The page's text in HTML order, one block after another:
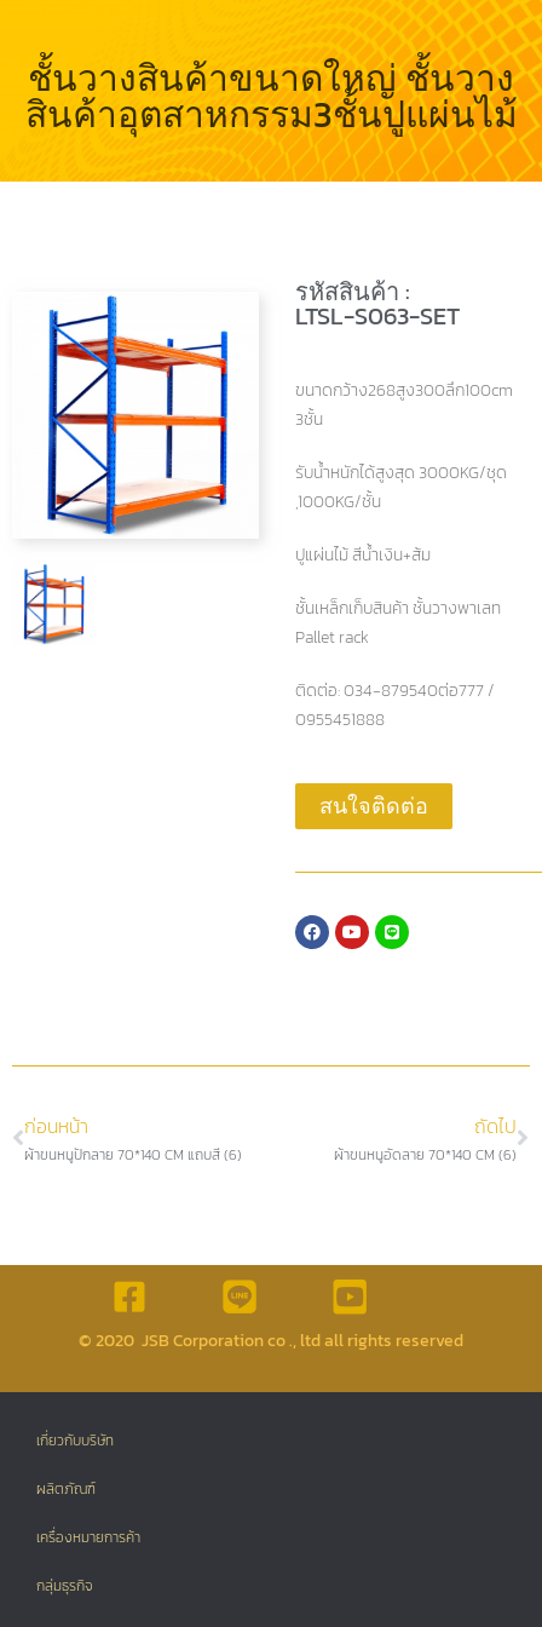
ชั้นวางสินค้าขนาดใหญ่ ชั้นวาง
สินค้าอุตสาหกรรม3ชั้นปูแผ่นไม้
รหัสสินค้า :
LTSL-S063-SET
ขนาดกว้าง268สูง300ลึก100cm
3ชั้น
รับน้ำหนักได้สูงสุด 3000KG/ชุด
,1000KG/ชั้น
ปูแผ่นไม้ สีน้ำเงิน+ส้ม
ชั้นเหล็กเก็บสินค้า ชั้นวางพาเลท
Pallet rack
ติดต่อ: 034-879540ต่อ777 /
0955451888
สนใจติดต่อ
ก่อนหน้า
ผ้าขนหนูปักลาย 70*140 CM แถบสี (6)
ถัดไป
ผ้าขนหนูอัดลาย 70*140 CM (6)
© 2020 JSB Corporation co ., ltd all rights reserved
เกี่ยวกับบริษัท
ผลิตภัณฑ์
เครื่องหมายการค้า
กลุ่มธุรกิจ